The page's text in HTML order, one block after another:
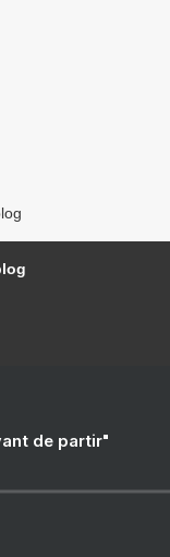
de partir"